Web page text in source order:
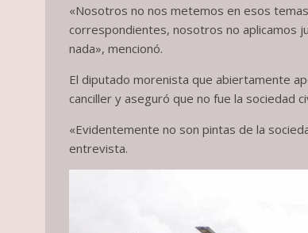
«Nosotros no nos metemos en esos
correspondientes, nosotros no aplicamos
nada», mencionó.
El diputado morenista que abiertamente
canciller y aseguró que no fue la sociedad
«Evidentemente no son pintas de la
entrevista.